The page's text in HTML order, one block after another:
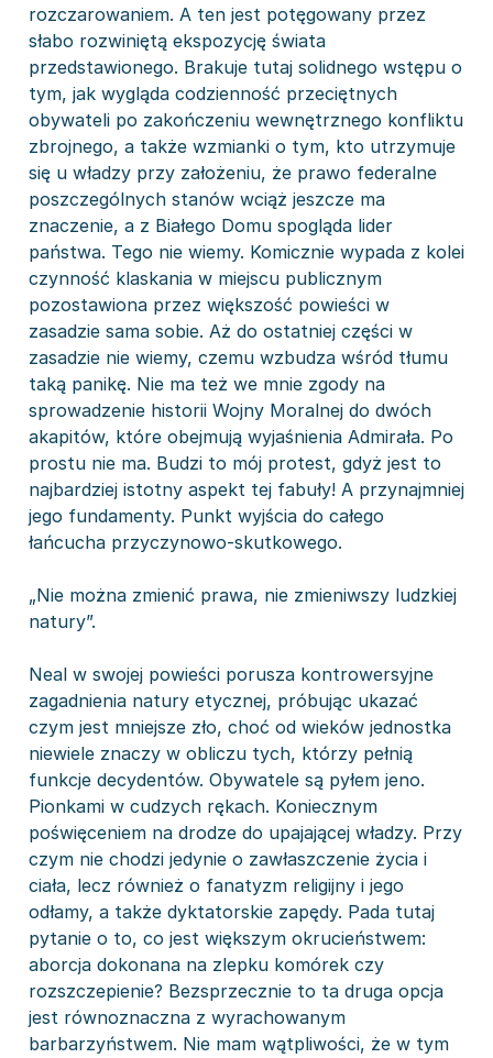
rozczarowaniem. A ten jest potęgowany przez
słabo rozwiniętą ekspozycję świata
przedstawionego. Brakuje tutaj solidnego wstępu o
tym, jak wygląda codzienność przeciętnych
obywateli po zakończeniu wewnętrznego konfliktu
zbrojnego, a także wzmianki o tym, kto utrzymuje
się u władzy przy założeniu, że prawo federalne
poszczególnych stanów wciąż jeszcze ma
znaczenie, a z Białego Domu spogląda lider
państwa. Tego nie wiemy. Komicznie wypada z kolei
czynność klaskania w miejscu publicznym
pozostawiona przez większość powieści w
zasadzie sama sobie. Aż do ostatniej części w
zasadzie nie wiemy, czemu wzbudza wśród tłumu
taką panikę. Nie ma też we mnie zgody na
sprowadzenie historii Wojny Moralnej do dwóch
akapitów, które obejmują wyjaśnienia Admirała. Po
prostu nie ma. Budzi to mój protest, gdyż jest to
najbardziej istotny aspekt tej fabuły! A przynajmniej
jego fundamenty. Punkt wyjścia do całego
łańcucha przyczynowo-skutkowego.
„Nie można zmienić prawa, nie zmieniwszy ludzkiej
natury”.
Neal w swojej powieści porusza kontrowersyjne
zagadnienia natury etycznej, próbując ukazać
czym jest mniejsze zło, choć od wieków jednostka
niewiele znaczy w obliczu tych, którzy pełnią
funkcje decydentów. Obywatele są pyłem jeno.
Pionkami w cudzych rękach. Koniecznym
poświęceniem na drodze do upajającej władzy. Przy
czym nie chodzi jedynie o zawłaszczenie życia i
ciała, lecz również o fanatyzm religijny i jego
odłamy, a także dyktatorskie zapędy. Pada tutaj
pytanie o to, co jest większym okrucieństwem:
aborcja dokonana na zlepku komórek czy
rozszczepienie? Bezsprzecznie to ta druga opcja
jest równoznaczna z wyrachowanym
barbarzyństwem. Nie mam wątpliwości, że w tym